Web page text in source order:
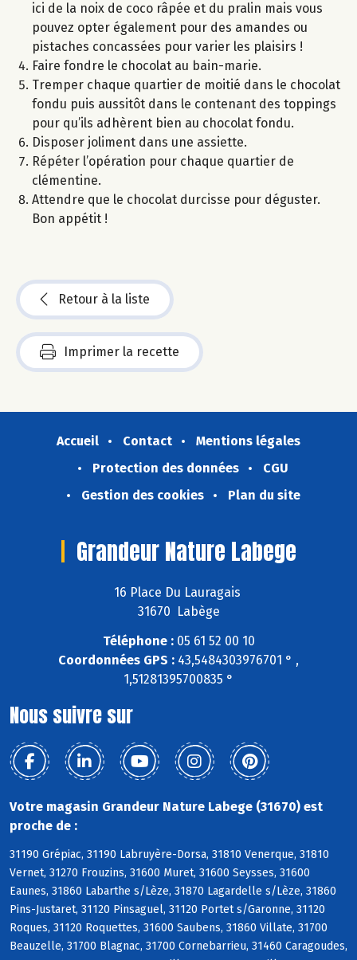
ici de la noix de coco râpée et du pralin mais vous
pouvez opter également pour des amandes ou
pistaches concassées pour varier les plaisirs !
Faire fondre le chocolat au bain-marie.
Tremper chaque quartier de moitié dans le chocolat
fondu puis aussitôt dans le contenant des toppings
pour qu’ils adhèrent bien au chocolat fondu.
Disposer joliment dans une assiette.
Répéter l’opération pour chaque quartier de
clémentine.
Attendre que le chocolat durcisse pour déguster.
Bon appétit !
Retour à la liste
Imprimer la recette
Accueil Contact
Mentions légales
Protection des données
CGU
Gestion des cookies
Plan du site
Grandeur Nature Labege
16 Place Du Lauragais
31670 Labège
Téléphone :05 61 52 00 10
Coordonnées GPS : 43,5484303976701 ° ,
1,51281395700835 °
Nous suivre sur
Votre magasin Grandeur Nature Labege (31670) est
proche de :
31190 Grépiac, 31190 Labruyère-Dorsa, 31810 Venerque, 31810
Vernet, 31270 Frouzins, 31600 Muret, 31600 Seysses, 31600
Eaunes, 31860 Labarthe s/Lèze, 31870 Lagardelle s/Lèze, 31860
Pins-Justaret, 31120 Pinsaguel, 31120 Portet s/Garonne, 31120
Roques, 31120 Roquettes, 31600 Saubens, 31860 Villate, 31700
Beauzelle, 31700 Blagnac, 31700 Cornebarrieu, 31460 Caragoudes,